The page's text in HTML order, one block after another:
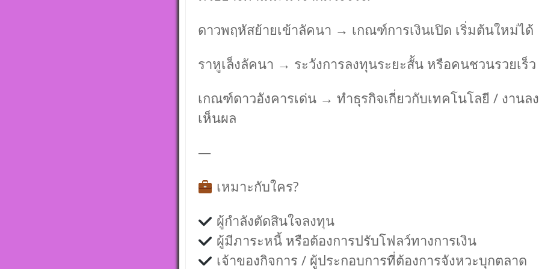
ดาวพฤหัสย้ายเข้าลัคนา → เกณฑ์การเงินเปิด เริ่มต้นใหม่ได้
ราหูเล็งลัคนา → ระวังการลงทุนระยะสั้น หรือคนชวนรวยเร็ว
เกณฑ์ดาวอังคารเด่น → ทำธุรกิจเกี่ยวกับเทคโนโลยี / งานลง
เห็นผล
—
เหมาะกับใคร?
ผู้กำลังตัดสินใจลงทุน
ผู้มีภาระหนี้ หรือต้องการปรับโฟลว์ทางการเงิน
เจ้าของกิจการ / ผู้ประกอบการที่ต้องการจังหวะบุกตลาด